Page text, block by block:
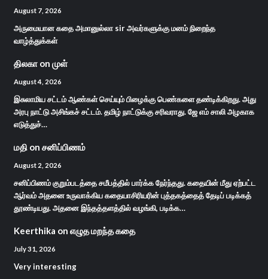
August 7, 2026
அருமையான கதை அமானுல்லா sir அவர்களுக்கு மனம் நிறைந்த
வாழ்த்துக்கள்
திலகா on முள்
August 4, 2026
இசுலாமிய சட்டம் ஆண்கள் செய்யும் பிழைக்கு பெண்களை தண்டிக்கிறது. அது
அரபு நாட்டு அசிங்கச் சட்டம். தமிழ் நாட்டுக்கு சரிவராது. ஜே எம் சாலி அழகாக
எடுத்துச்…
மதி on சனிப்பிணம்
August 2, 2026
சனிப்பிணம் குறும்படத்தை சமீபத்தில் பார்க்க நேர்ந்தது. கதையின் மீது ஏற்பட்ட
ஆர்வம் அதனை உருவாக்கிய கதையாசிரியரின் புத்தகத்தைத் தேடிப் படிக்கத்
தூண்டியது. அதனை இந்தத்தளத்தில் வழங்கி, படிக்க…
Keerthika on எழுத மறந்த கதை
July 31, 2026
Very interesting